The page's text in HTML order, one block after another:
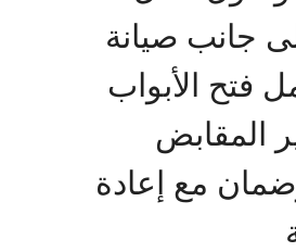
إلى جانب صيانة
فتح الأبواب
المقابض
مع إعادة